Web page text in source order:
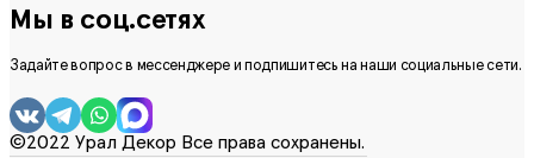
Мы в соц.сетях
Задайте вопрос в мессенджере и подпишитесь на наши социальные сети.
©2022 Урал Декор Все права сохранены.